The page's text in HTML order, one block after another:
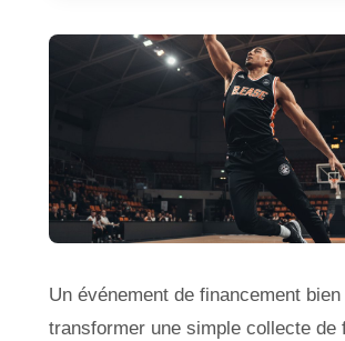
Un événement de financement
transformer une simple collecte de